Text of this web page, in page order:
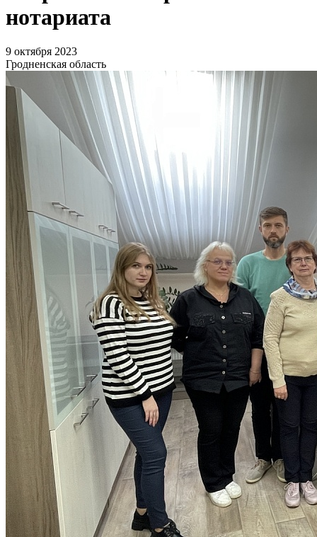
нотариата
9 октября 2023
Гродненская область